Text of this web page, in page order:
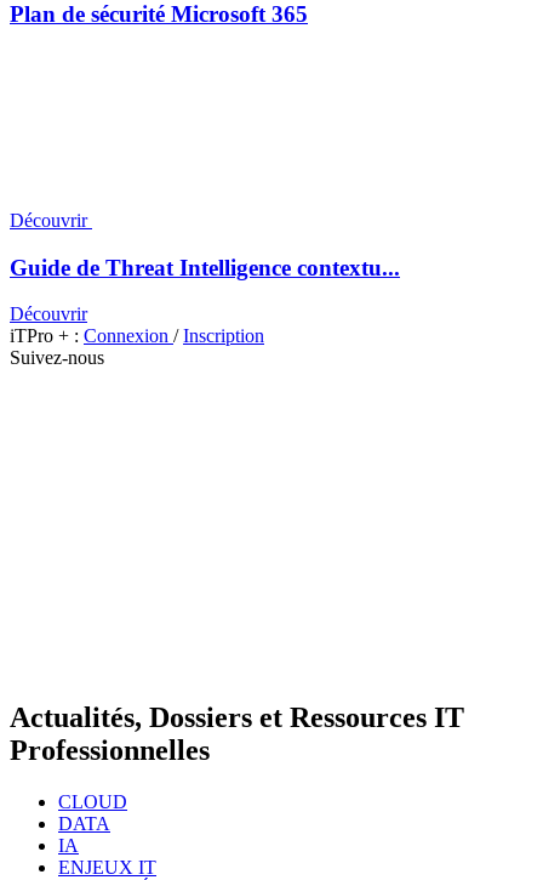
Plan de sécurité Microsoft 365
Découvrir
Guide de Threat Intelligence contextu...
Découvrir
iTPro + : Connexion /Inscription
Suivez-nous
Actualités, Dossiers et Ressources IT
Professionnelles
CLOUD
DATA
IA
ENJEUX IT